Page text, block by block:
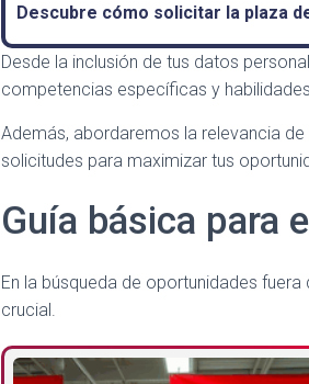
Descubre cómo solicitar la plaza
Desde la inclusión de tus datos
competencias específicas y
Además, abordaremos la relevancia
solicitudes para maximizar tus
Guía básica para
En la búsqueda de oportunidades
crucial.